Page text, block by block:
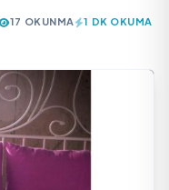
17 OKUNMA 1 DK OKUMA